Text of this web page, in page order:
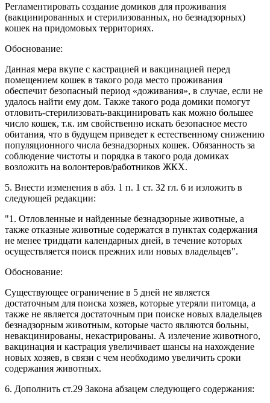
Регламентировать создание домиков для проживания
(вакцинированных и стерилизованных, но безнадзорных)
кошек на придомовых территориях.
Обоснование:
Данная мера вкупе с кастрацией и вакцинацией перед
помещением кошек в такого рода место проживания
обеспечит безопасный период «доживания», в случае, если не
удалось найти ему дом. Также такого рода домики помогут
отловить-стерилизовать-вакцинировать как можно большее
число кошек, т.к. им свойственно искать безопасное место
обитания, что в будущем приведет к естественному снижению
популяционного числа безнадзорных кошек. Обязанность за
соблюдение чистоты и порядка в такого рода домиках
возложить на волонтеров/работников ЖКХ.
5. Внести изменения в абз. 1 п. 1 ст. 32 гл. 6 и изложить в
следующей редакции:
"1. Отловленные и найденные безнадзорные животные, а
также отказные животные содержатся в пунктах содержания
не менее тридцати календарных дней, в течение которых
осуществляется поиск прежних или новых владельцев".
Обоснование:
Существующее ограничение в 5 дней не является
достаточным для поиска хозяев, которые утеряли питомца, а
также не является достаточным при поиске новых владельцев
безнадзорным животным, которые часто являются больны,
невакцинированы, некастрированы. А излечение животного,
вакцинация и кастрация увеличивает шансы на нахождение
новых хозяев, в связи с чем необходимо увеличить сроки
содержания животных.
6. Дополнить ст.29 Закона абзацем следующего содержания: